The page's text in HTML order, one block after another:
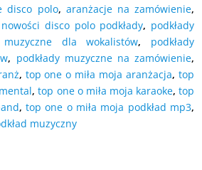
disco polo, aranżacje na zamówienie,
nowości disco polo podkłady, podkłady
muzyczne dla wokalistów, podkłady
, podkłady muzyczne na zamówienie,
, top one o miła moja aranżacja, top
,top one o miła moja karaoke, top
,top one o miła moja podkład mp3,
muzyczny